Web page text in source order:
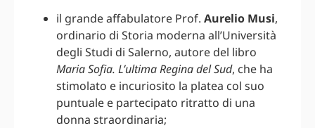
il grande affabulatore Prof. Aurelio Musi,
ordinario di Storia moderna all’Università
degli Studi di Salerno, autore del libro
Maria Sofia. L’ultima Regina del Sud, che ha
stimolato e incuriosito la platea col suo
puntuale e partecipato ritratto di una
donna straordinaria;